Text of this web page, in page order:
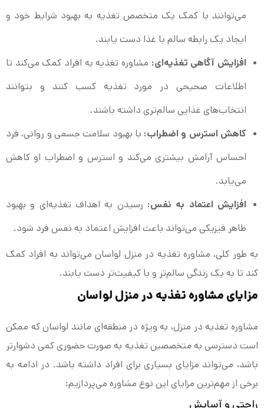
می‌توانند با کمک یک متخصص تغذیه به بهبود شرایط خود و
ایجاد یک رابطه سالم با غذا دست یابند.
افزایش آگاهی تغذیه‌ای:مشاوره تغذیه به افراد کمک می‌کند تا
اطلاعات صحیحی در مورد تغذیه کسب کنند و بتوانند
انتخاب‌های غذایی سالم‌تری داشته باشند.
کاهش استرس و اضطراب:با بهبود سلامت جسمی و روانی، فرد
احساس آرامش بیشتری می‌کند و استرس و اضطراب او کاهش
می‌یابد.
افزایش اعتماد به نفس:رسیدن به اهداف تغذیه‌ای و بهبود
ظاهر فیزیکی می‌تواند باعث افزایش اعتماد به نفس فرد شود.
به طور کلی، مشاوره تغذیه در منزل لواسان می‌تواند به افراد کمک
کند تا به یک زندگی سالم‌تر و با کیفیت‌تر دست یابند.
مزایای مشاوره تغذیه در منزل لواسان
مشاوره تغذیه در منزل، به ویژه در منطقه‌ای مانند لواسان که ممکن
است دسترسی به متخصصین تغذیه به صورت حضوری کمی دشوارتر
باشد، می‌تواند مزایای بسیاری برای افراد داشته باشد. در ادامه به
برخی از مهم‌ترین مزایای این نوع مشاوره می‌پردازیم:
راحتی و آسایش